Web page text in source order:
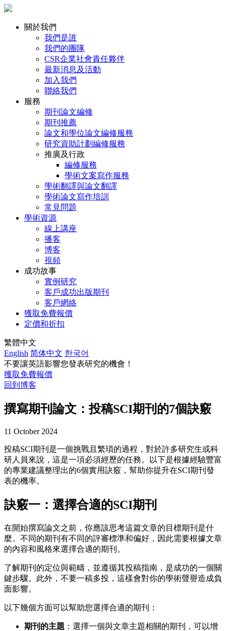
關於我們
我們是誰
我們的團隊
CSR企業社會責任夥伴
最新消息及活動
加入我們
聯絡我們
服務
期刊論文編修
期刊推薦
論文和學位論文編修服務
研究資助計劃編修服務
推廣及行政
編修服務
學術文案寫作服務
學術翻譯與論文翻譯
學術論文寫作培訓
常見問題
學術資源
線上講座
播客
博客
視頻
成功故事
實例研究
客戶成功出版期刊
客戶網絡
獲取免費報價
定價和折扣
繁體中文
English 简体中文 한국어
不要讓英語影響您發表研究的機會！
獲取免費報價
回到博客
撰寫期刊論文：投稿SCI期刊的7個訣竅
11 October 2024
投稿SCI期刊是一個挑戰且繁瑣的過程，對於許多研究生或科
研人員來說，這是一項必須經歷的任務。以下是根據經驗豐富
的專業建議整理出的6個實用訣竅，幫助你提升在SCI期刊發
表的機率。
訣竅一：選擇合適的SCI期刊
在開始撰寫論文之前，你應該思考這篇文章的目標期刊是什
麼。不同的期刊有不同的評審標準和偏好，因此需要根據文章
的內容和風格來選擇合適的期刊。
了解期刊的定位與範疇，並遵循其投稿指南，是成功的一個關
鍵步驟。此外，不要一稿多投，這樣會對你的學術聲譽造成負
面影響。
以下幾個方面可以幫助您選擇合適的期刊：
期刊的主題 ：選擇一個與文章主題相關的期刊，可以增